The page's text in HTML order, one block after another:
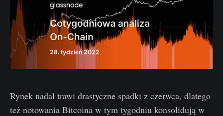
Rynek nadal trawi drastyczne spadki z czerwca, dlatego
też notowania Bitcoina w tym tygodniu konsolidują w